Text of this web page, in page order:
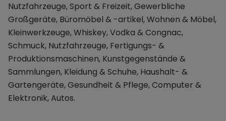
Nutzfahrzeuge, Sport & Freizeit, Gewerbliche
Großgeräte, Büromöbel & -artikel, Wohnen & Möbel,
Kleinwerkzeuge, Whiskey, Vodka & Congnac,
Schmuck, Nutzfahrzeuge, Fertigungs- &
Produktionsmaschinen, Kunstgegenstände &
Sammlungen, Kleidung & Schuhe, Haushalt- &
Gartengeräte, Gesundheit & Pflege, Computer &
Elektronik, Autos.